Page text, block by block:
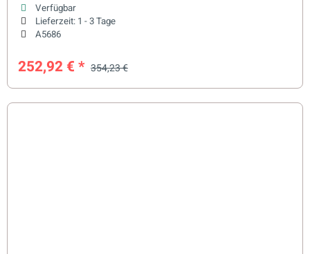
Verfügbar
Lieferzeit: 1 - 3 Tage
A5686
252,92 €* 354,23 €